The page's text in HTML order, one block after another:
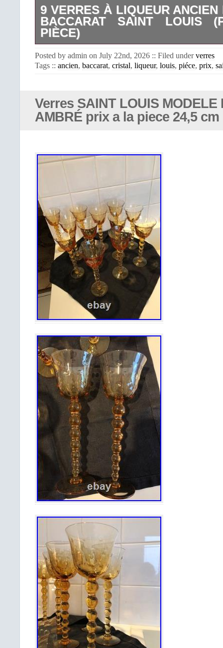
9 VERRES À LIQUEUR ANCIEN
BACCARAT SAINT LOUIS
PIÈCE)
estampillé de la marque. Prix à la
hauteur : 12.8 cm. Diamètre : 4.2
votre paiement). Envoi protégé et
Posted by admin on July 22nd, 2026 :: Filed underverres
Tags :: ancien, baccarat, cristal, liqueur, louis, piéce, prix,
Verres SAINT LOUIS MODELE
AMBRÉ prix a la piece 24,5 cm